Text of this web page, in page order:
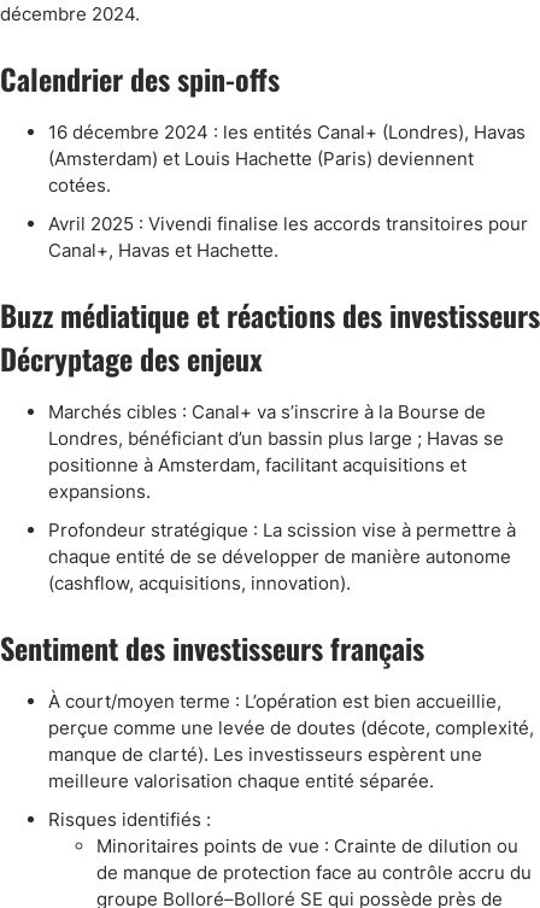
décembre 2024.
Calendrier des spin-offs
16 décembre 2024 : les entités Canal+ (Londres), Havas
(Amsterdam) et Louis Hachette (Paris) deviennent
cotées.
Avril 2025 : Vivendi finalise les accords transitoires pour
Canal+, Havas et Hachette.
Buzz médiatique et réactions des investisseurs
Décryptage des enjeux
Marchés cibles : Canal+ va s’inscrire à la Bourse de
Londres, bénéficiant d’un bassin plus large ; Havas se
positionne à Amsterdam, facilitant acquisitions et
expansions.
Profondeur stratégique : La scission vise à permettre à
chaque entité de se développer de manière autonome
(cashflow, acquisitions, innovation).
Sentiment des investisseurs français
À court/moyen terme : L’opération est bien accueillie,
perçue comme une levée de doutes (décote, complexité,
manque de clarté). Les investisseurs espèrent une
meilleure valorisation chaque entité séparée.
Risques identifiés :
Minoritaires points de vue : Crainte de dilution ou
de manque de protection face au contrôle accru du
groupe Bolloré–Bolloré SE qui possède près de